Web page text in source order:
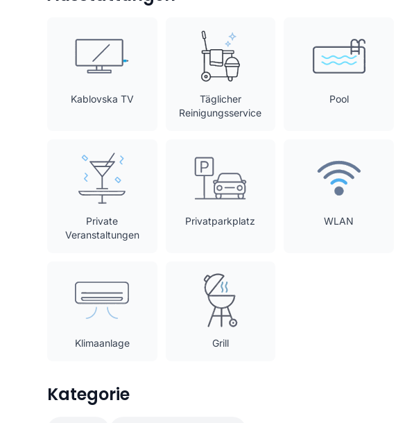
Kablovska TV
Täglicher
Reinigungsservice
Pool
Private
Veranstaltungen
Privatparkplatz WLAN
Klimaanlage Grill
Kategorie